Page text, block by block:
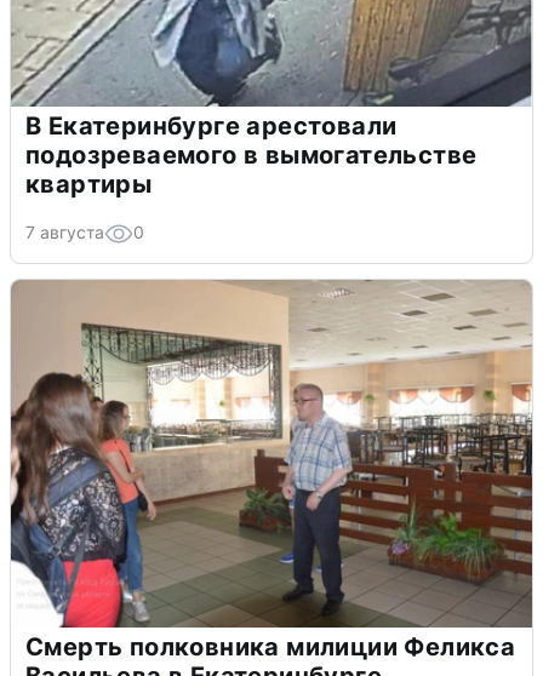
В Екатеринбурге арестовали
подозреваемого в вымогательстве
квартиры
7 августа 0
Смерть полковника милиции Феликса